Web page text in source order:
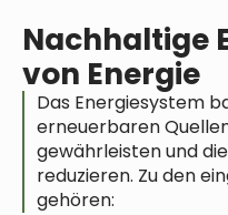
Nachhaltige
von Energie
Das Energiesystem
erneuerbaren
gewährleisten und
reduzieren. Zu den
gehören: